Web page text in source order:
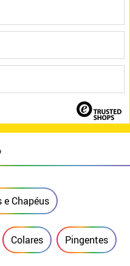
e Chapéus
Colares Pingentes